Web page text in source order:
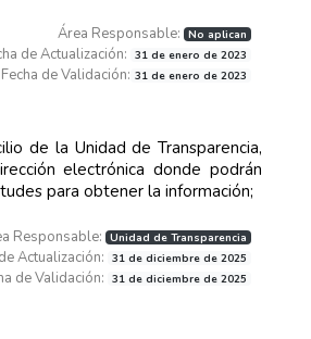
Área Responsable: No aplican
de Actualización: 31 de enero de 2023
Fecha de Validación: 31 de enero de 2023
de la Unidad de Transparencia,
electrónica donde podrán
para obtener la información;
Responsable: Unidad de Transparencia
Actualización: 31 de diciembre de 2025
de Validación: 31 de diciembre de 2025